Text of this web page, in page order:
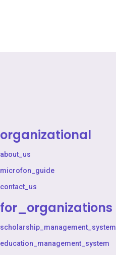
organizational
about_us
microfon_guide
contact_us
for_organizations
scholarship_management_system
education_management_system